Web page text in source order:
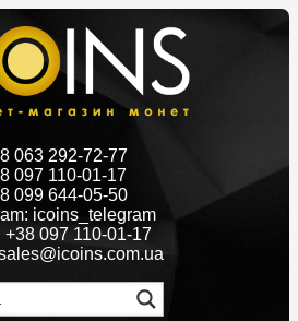
063 292-72-77
097 110-01-17
099 644-05-50
icoins_telegram
+38 097 110-01-17